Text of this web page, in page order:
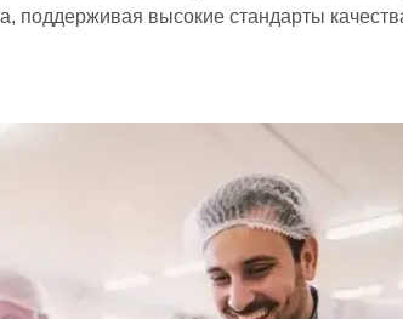
поддерживая высокие стандарты